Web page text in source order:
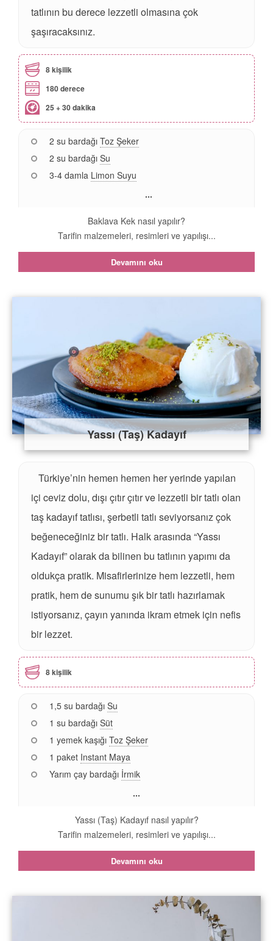
tatlının bu derece lezzetli olmasına çok
şaşıracaksınız.
8 kişilik
180 derece
25 + 30 dakika
2 su bardağı Toz Şeker
2 su bardağı Su
3-4 damla Limon Suyu
...
Baklava Kek nasıl yapılır?
Tarifin malzemeleri, resimleri ve yapılışı...
Devamını oku
Yassı (Taş) Kadayıf
Türkiye’nin hemen hemen her yerinde yapılan
içi ceviz dolu, dışı çıtır çıtır ve lezzetli bir tatlı olan
taş kadayıf tatlısı, şerbetli tatlı seviyorsanız çok
beğeneceğiniz bir tatlı. Halk arasında “Yassı
Kadayıf” olarak da bilinen bu tatlının yapımı da
oldukça pratik. Misafirlerinize hem lezzetli, hem
pratik, hem de sunumu şık bir tatlı hazırlamak
istiyorsanız, çayın yanında ikram etmek için nefis
bir lezzet.
8 kişilik
1,5 su bardağı Su
1 su bardağı Süt
1 yemek kaşığı Toz Şeker
1 paket Instant Maya
Yarım çay bardağı İrmik
...
Yassı (Taş) Kadayıf nasıl yapılır?
Tarifin malzemeleri, resimleri ve yapılışı...
Devamını oku